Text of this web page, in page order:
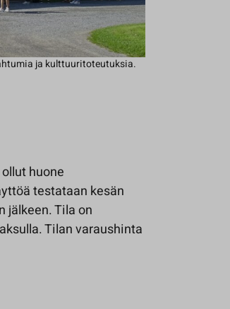
ja kulttuuritoteutuksia.
huone
testataan kesän
jälkeen. Tila on
Tilan varaushinta